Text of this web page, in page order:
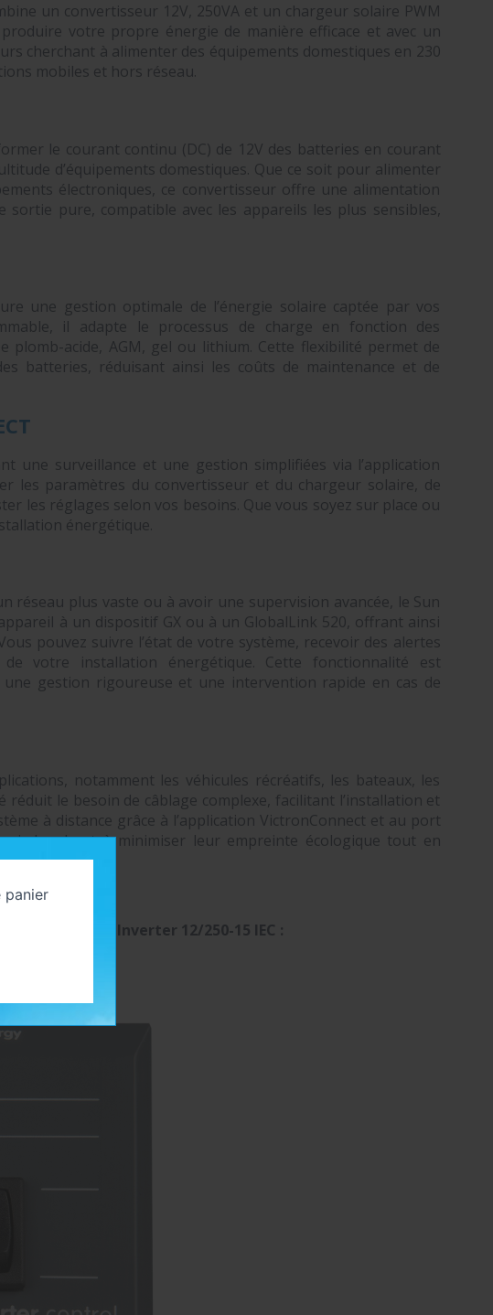
un convertisseur 12V, 250VA et un chargeur solaire PWM
votre propre énergie de manière efficace et avec un
cherchant à alimenter des équipements domestiques en 230
mobiles et hors réseau.
le courant continu (DC) de 12V des batteries en courant
d’équipements domestiques. Que ce soit pour alimenter
électroniques, ce convertisseur offre une alimentation
pure, compatible avec les appareils les plus sensibles,
une gestion optimale de l’énergie solaire captée par vos
il adapte le processus de charge en fonction des
plomb-acide, AGM, gel ou lithium. Cette flexibilité permet de
batteries, réduisant ainsi les coûts de maintenance et de
une surveillance et une gestion simplifiées via l’application
les paramètres du convertisseur et du chargeur solaire, de
les réglages selon vos besoins. Que vous soyez sur place ou
énergétique.
réseau plus vaste ou à avoir une supervision avancée, le Sun
à un dispositif GX ou à un GlobalLink 520, offrant ainsi
pouvez suivre l’état de votre système, recevoir des alertes
votre installation énergétique. Cette fonctionnalité est
gestion rigoureuse et une intervention rapide en cas de
notamment les véhicules récréatifs, les bateaux, les
le besoin de câblage complexe, facilitant l’installation et
à distance grâce à l’application VictronConnect et au port
cherchent à minimiser leur empreinte écologique tout en
au Sun Inverter 12/250-15 IEC :
panier